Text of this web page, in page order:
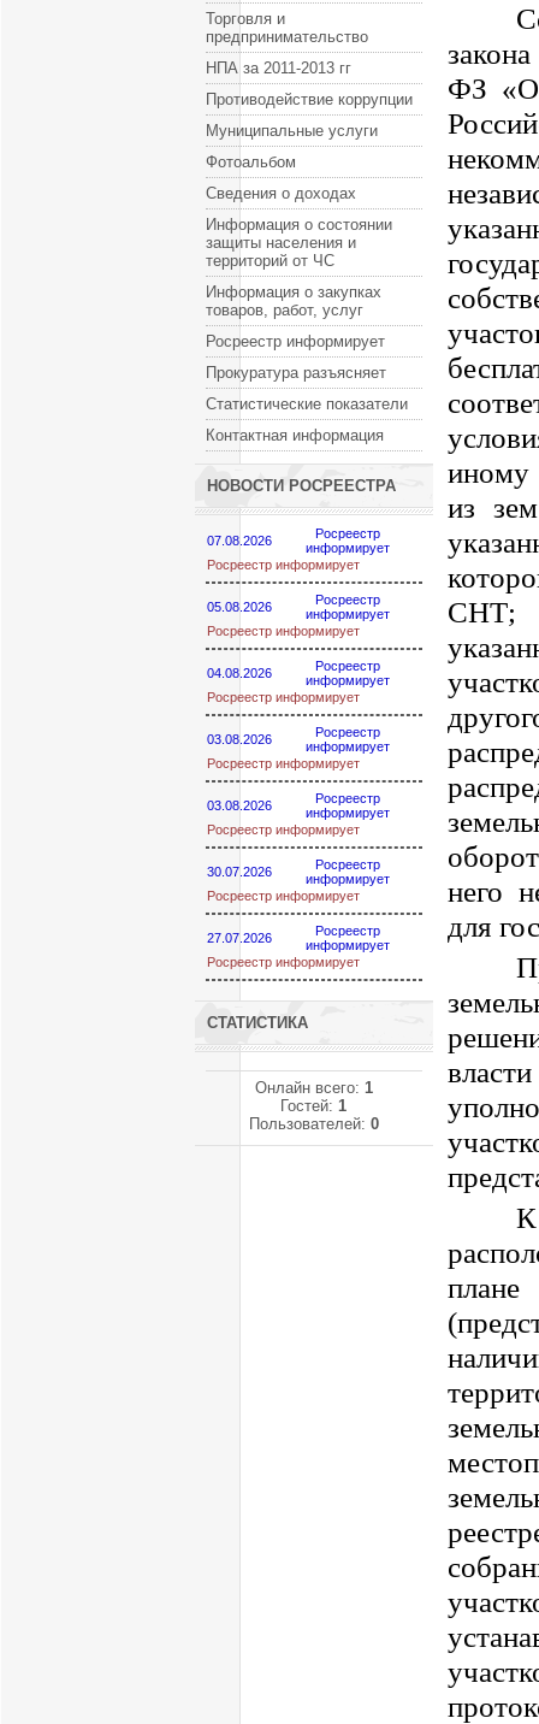
Торговля и
предпринимательство
НПА за 2011-2013 гг
Противодействие коррупции
Муниципальные услуги
Фотоальбом
Сведения о доходах
Информация о состоянии
защиты населения и
территорий от ЧС
Информация о закупках
товаров, работ, услуг
Росреестр информирует
Прокуратура разъясняет
Статистические показатели
Контактная информация
НОВОСТИ РОСРЕЕСТРА
07.08.2026
Росреестр
информирует
Росреестр информирует
05.08.2026
Росреестр
информирует
Росреестр информирует
04.08.2026
Росреестр
информирует
Росреестр информирует
03.08.2026
Росреестр
информирует
Росреестр информирует
03.08.2026
Росреестр
информирует
Росреестр информирует
30.07.2026
Росреестр
информирует
Росреестр информирует
27.07.2026
Росреестр
информирует
Росреестр информирует
СТАТИСТИКА
Онлайн всего: 1
Гостей:1
Пользователей: 0
С
закона
ФЗ «О
у
из
СНТ;
него
для
з
плане